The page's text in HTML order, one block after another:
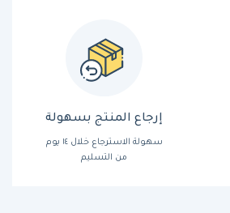
إرجاع المنتج بسهولة
سهولة الاسترجاع خلال ١٤ يوم
من التسليم